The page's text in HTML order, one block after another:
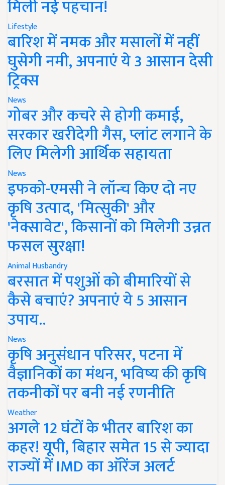
मिली नई पहचान!
Lifestyle
बारिश में नमक और मसालों में नहीं
घुसेगी नमी, अपनाएं ये 3 आसान देसी
ट्रिक्स
News
गोबर और कचरे से होगी कमाई,
सरकार खरीदेगी गैस, प्लांट लगाने के
लिए मिलेगी आर्थिक सहायता
News
इफको-एमसी ने लॉन्च किए दो नए
कृषि उत्पाद, 'मित्सुकी' और
'नेक्सावेट', किसानों को मिलेगी उन्नत
फसल सुरक्षा!
Animal Husbandry
बरसात में पशुओं को बीमारियों से
कैसे बचाएं? अपनाएं ये 5 आसान
उपाय..
News
कृषि अनुसंधान परिसर, पटना में
वैज्ञानिकों का मंथन, भविष्य की कृषि
तकनीकों पर बनी नई रणनीति
Weather
अगले 12 घंटों के भीतर बारिश का
कहर! यूपी, बिहार समेत 15 से ज्यादा
राज्यों में IMD का ऑरेंज अलर्ट